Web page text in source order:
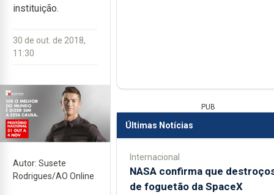
instituição.
30 de out. de 2018,
11:30
Autor: Susete
Rodrigues/AO Online
PUB
Últimas Notícias
Internacional
NASA confirma que
de foguetão da SpaceX